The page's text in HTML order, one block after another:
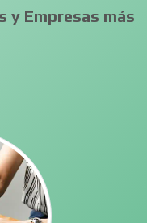
y Empresas más